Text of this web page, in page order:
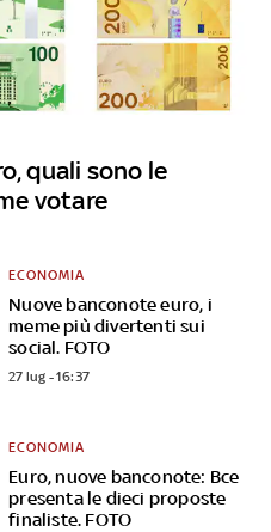
quali sono le
votare
Nuove banconote euro, i
meme più divertenti sui
social. FOTO
ECONOMIA
27 lug - 16:37
Euro, nuove banconote: Bce
presenta le dieci proposte
finaliste. FOTO
ECONOMIA